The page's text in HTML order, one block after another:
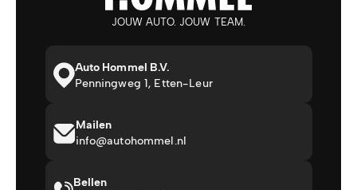
JOUW AUTO. JOUW TEAM.
Auto Hommel B.V.
Penningweg 1, Etten-Leur
Mailen
info@autohommel.nl
Bellen